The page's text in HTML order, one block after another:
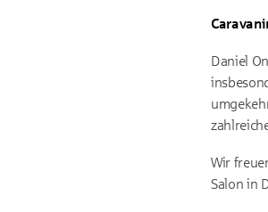
Daniel
Wir
Salon in